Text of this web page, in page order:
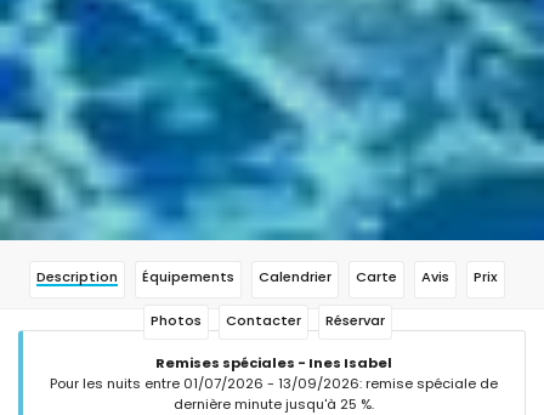
Description Équipements Calendrier Carte Avis Prix
Photos Contacter Réservar
Remises spéciales - Ines Isabel
Pour les nuits entre 01/07/2026 - 13/09/2026: remise spéciale de
dernière minute jusqu'à 25 %.